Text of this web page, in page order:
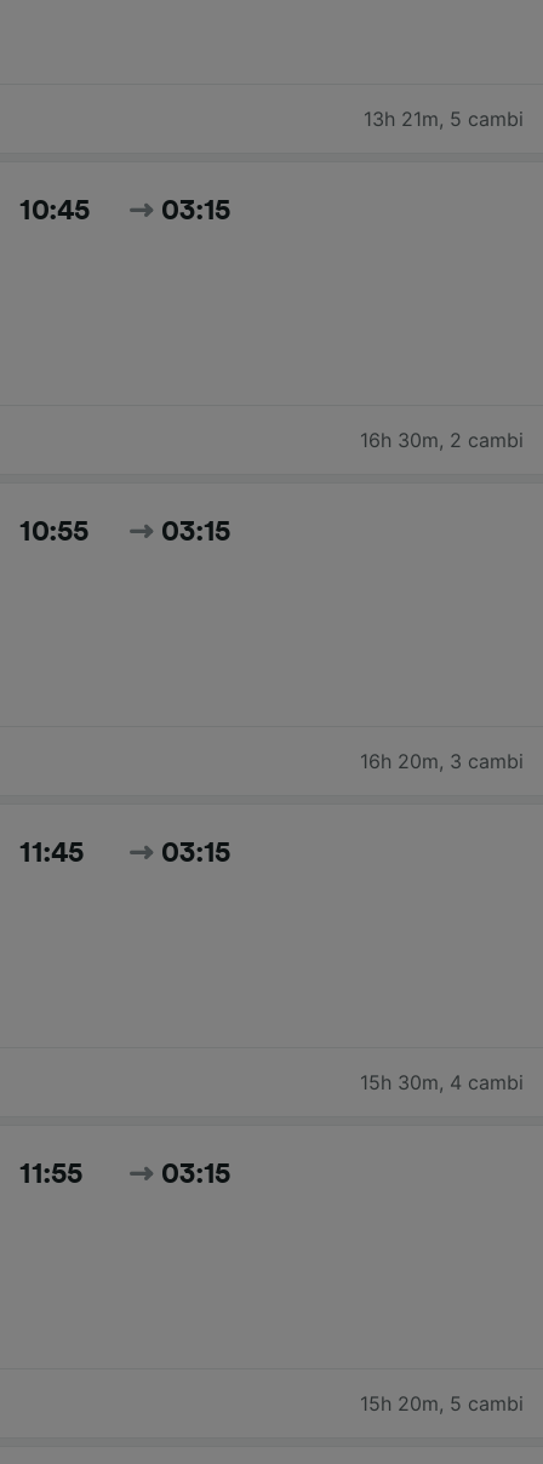
13h 21m, 5 cambi
10:45 03:15
16h 30m, 2 cambi
10:55 03:15
16h 20m, 3 cambi
11:45 03:15
15h 30m, 4 cambi
11:55 03:15
15h 20m, 5 cambi